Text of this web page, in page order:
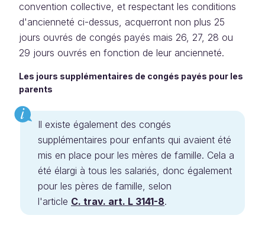
convention collective, et respectant les conditions
d'ancienneté ci-dessus, acquerront non plus 25
jours ouvrés de congés payés mais 26, 27, 28 ou
29 jours ouvrés en fonction de leur ancienneté.
Les jours supplémentaires de congés payés pour les
parents
Il existe également des congés
supplémentaires pour enfants qui avaient été
mis en place pour les mères de famille. Cela a
été élargi à tous les salariés, donc également
pour les pères de famille, selon
l'article C. trav. art. L 3141-8.